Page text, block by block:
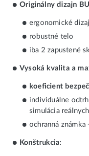
Originálny dizajn
ergonomické
robustné telo
iba 2 zapustené
Vysoká kvalita a
koeficient
individuálne
simulácia
ochranná známka
Konštrukcia: